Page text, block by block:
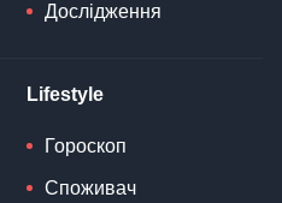
Дослідження
Lifestyle
Гороскоп
Споживач